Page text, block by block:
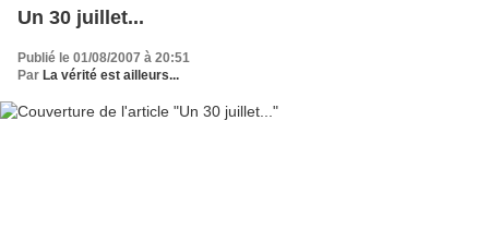
Un 30 juillet...
Publié le 01/08/2007 à 20:51
Par La vérité est ailleurs...